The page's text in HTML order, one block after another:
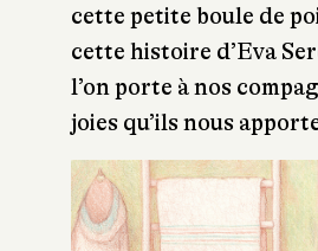
cette petite boule de
cette histoire d’Eva
l’on porte à nos
joies qu’ils nous